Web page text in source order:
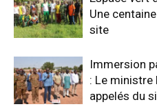
Une
site
Immersion
: Le ministre
appelés du